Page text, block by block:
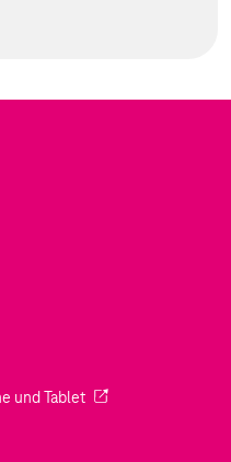
geöffnet)
neuen Tab geöffnet)
neuen Tab geöffnet)
und Tablet(Wird in einem
neuen Tab geöffnet)